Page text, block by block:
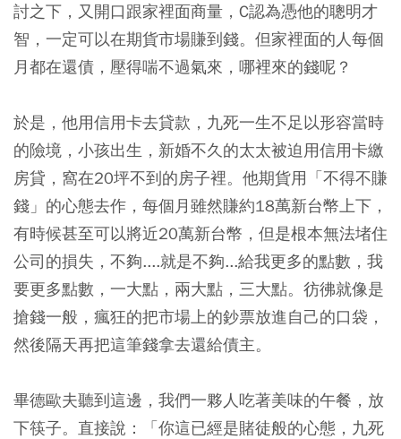
討之下，又開口跟家裡面商量，C認為憑他的聰明才
智，一定可以在期貨市場賺到錢。但家裡面的人每個
月都在還債，壓得喘不過氣來，哪裡來的錢呢？
於是，他用信用卡去貸款，九死一生不足以形容當時
的險境，小孩出生，新婚不久的太太被迫用信用卡繳
房貸，窩在20坪不到的房子裡。他期貨用「不得不賺
錢」的心態去作，每個月雖然賺約18萬新台幣上下，
有時候甚至可以將近20萬新台幣，但是根本無法堵住
公司的損失，不夠....就是不夠...給我更多的點數，我
要更多點數，一大點，兩大點，三大點。彷彿就像是
搶錢一般，瘋狂的把市場上的鈔票放進自己的口袋，
然後隔天再把這筆錢拿去還給債主。
畢德歐夫聽到這邊，我們一夥人吃著美味的午餐，放
下筷子。直接說：「你這已經是賭徒般的心態，九死